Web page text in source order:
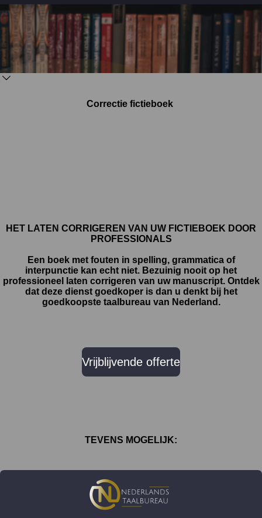
Correctie fictieboek
HET LATEN CORRIGEREN VAN UW FICTIEBOEK DOOR
PROFESSIONALS
Een boek met fouten in spelling, grammatica of
interpunctie kan echt niet. Bezuinig nooit op het
professioneel laten corrigeren van uw manuscript. Ontdek
dat deze dienst goedkoper is dan u denkt bij het
goedkoopste taalbureau van Nederland.
Vrijblijvende offerte
TEVENS MOGELIJK: